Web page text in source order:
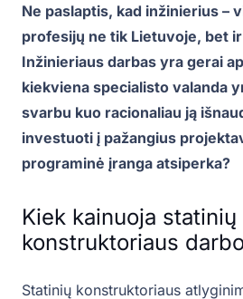
Ne paslaptis, kad inžinierius –
profesijų ne tik Lietuvoje, bet
Inžinieriaus darbas yra gerai
kiekviena specialisto valanda
svarbu kuo racionaliau ją
investuoti į pažangius
programinė įranga atsiperka?
Kiek kainuoja statinių
konstruktoriaus
Statinių konstruktoriaus